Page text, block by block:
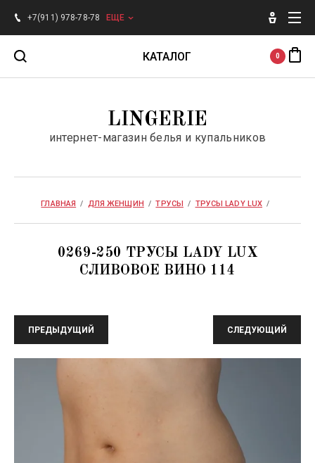
+7(911) 978-78-78 ЕЩЕ
КАТАЛОГ
Для мужчин
SALE
0
LINGERIE
интернет-магазин белья и купальников
ГЛАВНАЯ
  /
ДЛЯ ЖЕНЩИН
  /
ТРУСЫ
  /
ТРУСЫ LADY LUX
  /
0269-250 ТРУСЫ LADY LUX
СЛИВОВОЕ ВИНО 114
ПРЕДЫДУЩИЙ СЛЕДУЮЩИЙ